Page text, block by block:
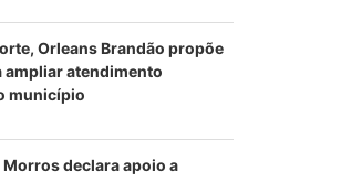
Orleans Brandão propõe
atendimento
município
declara apoio a